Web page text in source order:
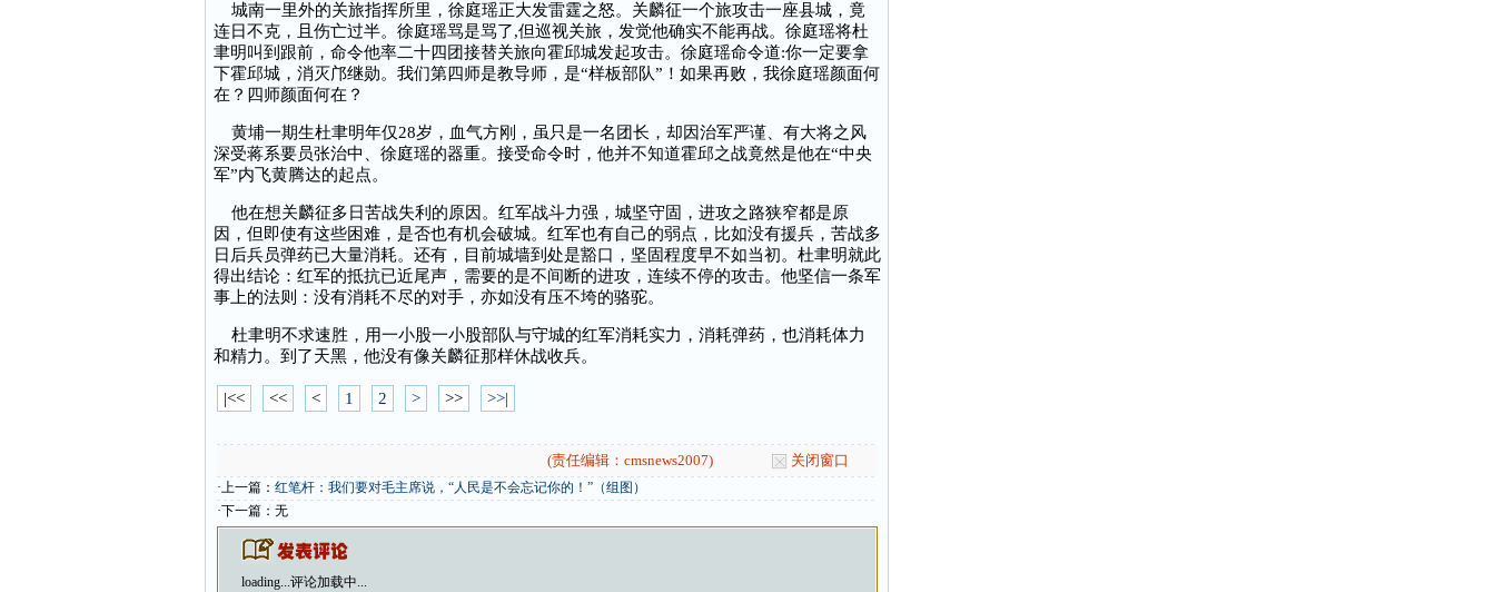
城南一里外的关旅指挥所里，徐庭瑶正大发雷霆之怒。关麟征一个旅攻击一座县城，竟
连日不克，且伤亡过半。徐庭瑶骂是骂了,但巡视关旅，发觉他确实不能再战。徐庭瑶将杜
聿明叫到跟前，命令他率二十四团接替关旅向霍邱城发起攻击。徐庭瑶命令道:你一定要拿
下霍邱城，消灭邝继勋。我们第四师是教导师，是“样板部队”！如果再败，我徐庭瑶颜面何
在？四师颜面何在？
黄埔一期生杜聿明年仅28岁，血气方刚，虽只是一名团长，却因治军严谨、有大将之风
深受蒋系要员张治中、徐庭瑶的器重。接受命令时，他并不知道霍邱之战竟然是他在“中央
军”内飞黄腾达的起点。
他在想关麟征多日苦战失利的原因。红军战斗力强，城坚守固，进攻之路狭窄都是原
因，但即使有这些困难，是否也有机会破城。红军也有自己的弱点，比如没有援兵，苦战多
日后兵员弹药已大量消耗。还有，目前城墙到处是豁口，坚固程度早不如当初。杜聿明就此
得出结论：红军的抵抗已近尾声，需要的是不间断的进攻，连续不停的攻击。他坚信一条军
事上的法则：没有消耗不尽的对手，亦如没有压不垮的骆驼。
杜聿明不求速胜，用一小股一小股部队与守城的红军消耗实力，消耗弹药，也消耗体力
和精力。到了天黑，他没有像关麟征那样休战收兵。
|<< << < 1 2 > >> >>|
(责任编辑：cmsnews2007) 关闭窗口
·上一篇： 红笔杆：我们要对毛主席说，“人民是不会忘记你的！”（组图）
·下一篇：无
loading...评论加载中...